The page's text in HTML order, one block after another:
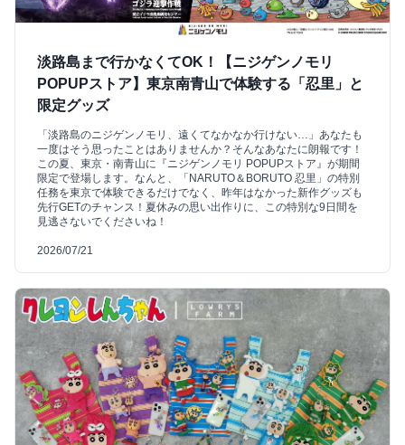
淡路島まで行かなくてOK！【ニジゲンノモリ
POPUPストア】東京南青山で体験する「忍里」と
限定グッズ
「淡路島のニジゲンノモリ、遠くてなかなか行けない…」あなたも
一度はそう思ったことはありませんか？そんなあなたに朗報です！
この夏、東京・南青山に『ニジゲンノモリ POPUPストア』が期間
限定で登場します。なんと、「NARUTO＆BORUTO 忍里」の特別
任務を東京で体験できるだけでなく、昨年はなかった新作グッズも
先行GETのチャンス！夏休みの思い出作りに、この特別な9日間を
見逃さないでくださいね！
2026/07/21